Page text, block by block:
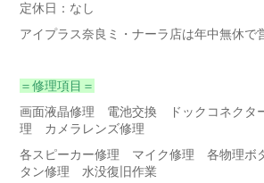
定休日：なし
アイプラス奈良ミ・ナーラ店は年中無休で
＝修理項目＝
画面液晶修理 電池交換 ドックコネクタ
理 カメラレンズ修理
各スピーカー修理 マイク修理 各物理ボ
タン修理 水没復旧作業